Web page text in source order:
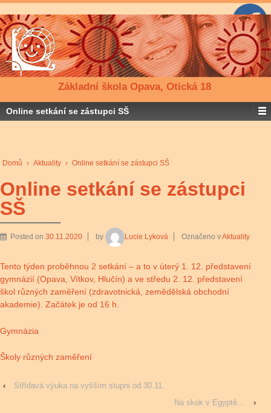
Základní škola Opava, Otická 18
Online setkání se zástupci SŠ
Domů › Aktuality › Online setkání se zástupci SŠ
Online setkání se zástupci
SŠ
Posted on 30.11.2020 by Lucie Lyková Označeno vAktuality
Tento týden proběhnou 2 setkání – a to v úterý 1. 12. představení
gymnázií (Opava, Vítkov, Hlučín) a ve středu 2. 12. představení
škol různých zaměření (zdravotnická, zemědělská obchodní
akademie). Začátek je od 16 h.
Gymnázia
Školy různých zaměření
‹
Střídavá výuka na vyšším stupni od 30.11.
Na skok v Egyptě…
›